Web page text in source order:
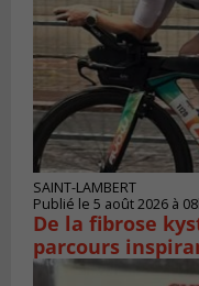
SAINT-LAMBERT
Publié le 5 août 2026 à
De la fibrose
parcours